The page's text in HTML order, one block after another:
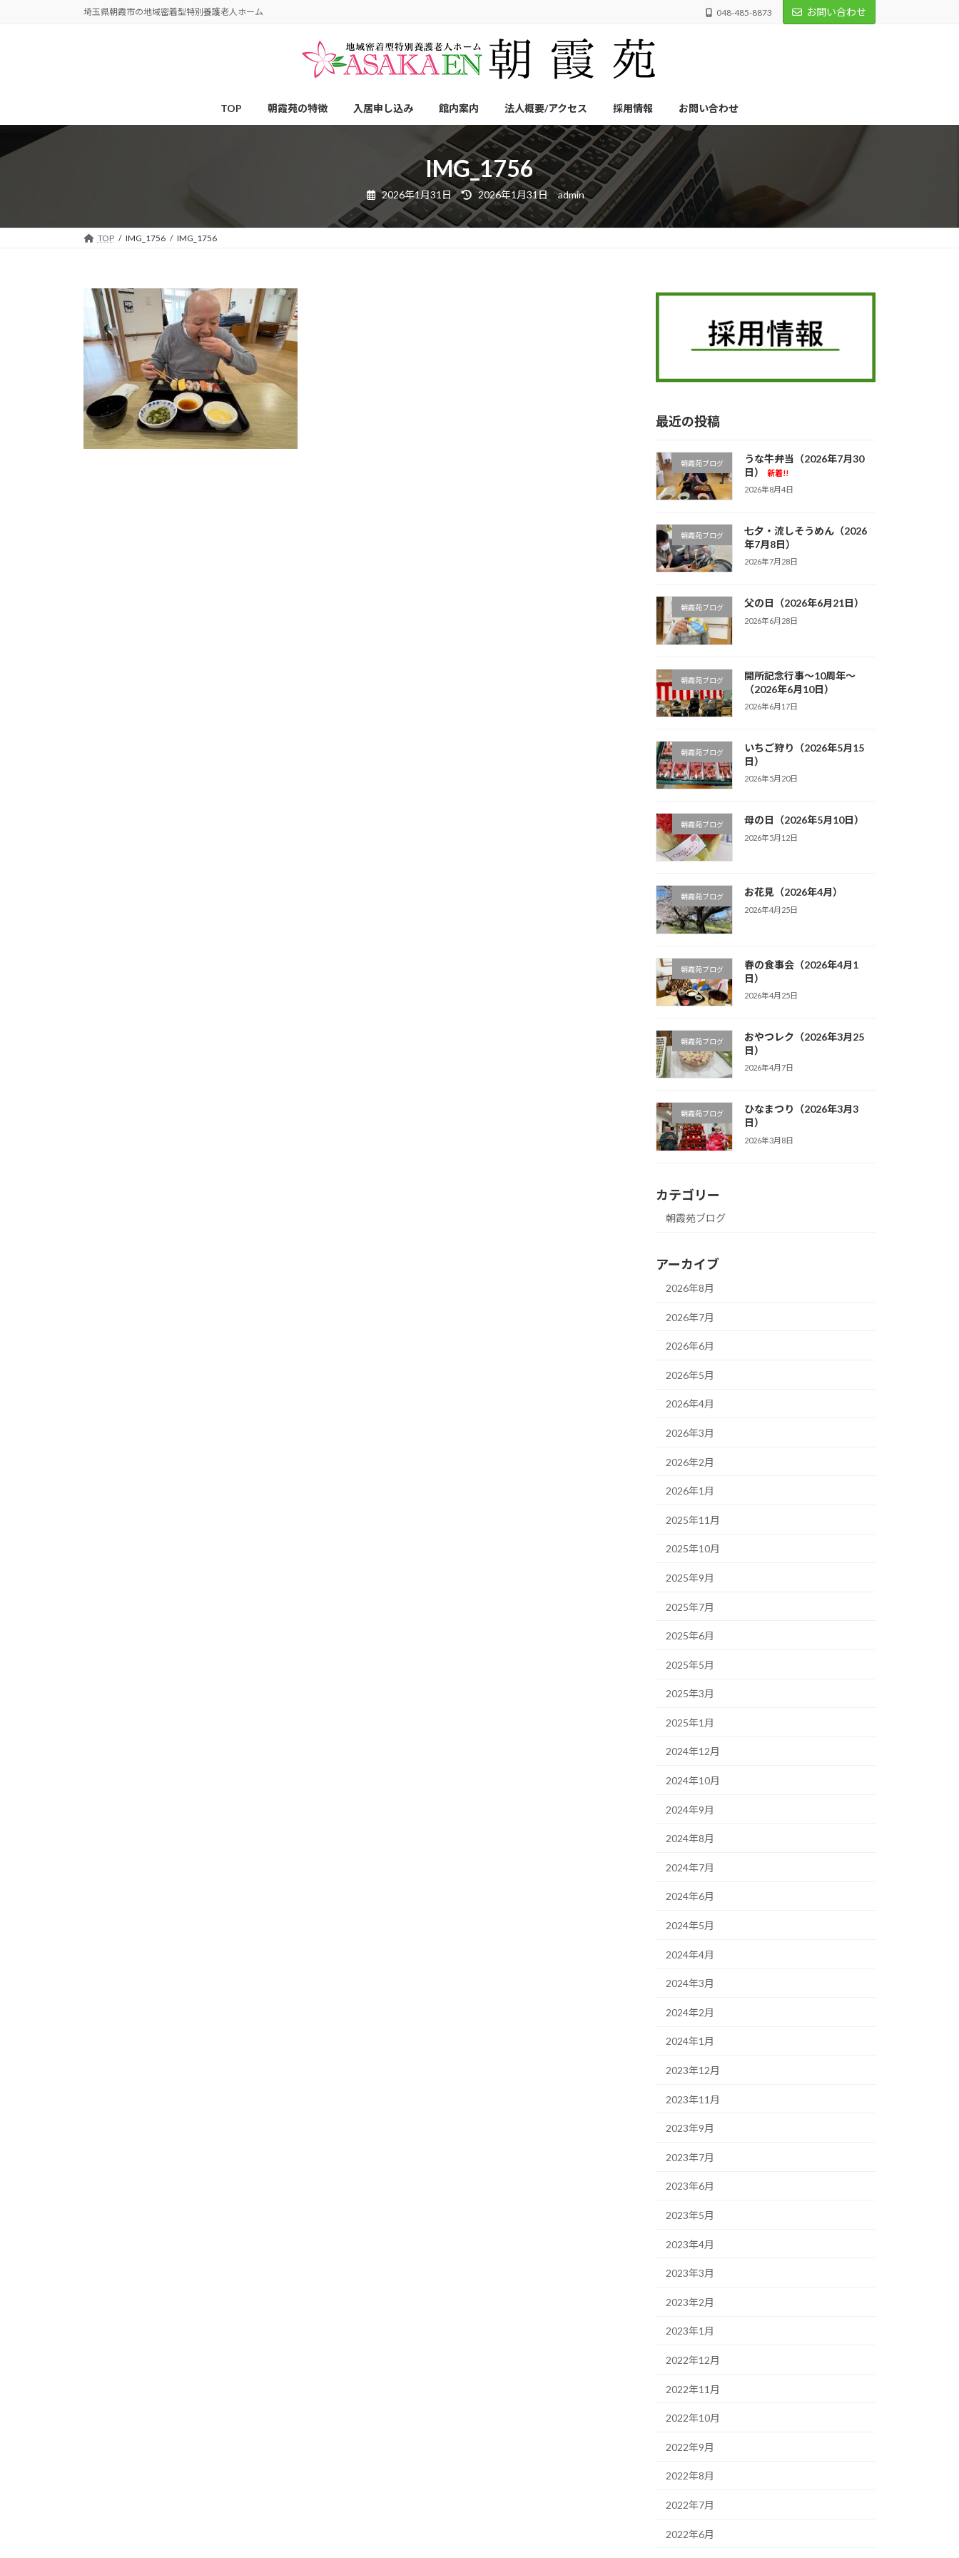
キ
プ
に
動
埼玉県朝霞市の地域密着型特別養護老人ホーム 048-485-8873 お問い合わせ
TOP 朝霞苑の特徴 入居申し込み 館内案内 法人概要/アクセス 採用情報 お問い合わせ
IMG_1756
2026年1月31日
最
終
更
新
2026年1月31日 admin
TOP IMG_1756 IMG_1756
最近の投稿
朝霞苑ブログ
うな牛弁当（2026年7月30
日）
新着!!
2026年8月4日
朝霞苑ブログ
七夕・流しそうめん（2026
年7月8日）
2026年7月28日
朝霞苑ブログ 父の日（2026年6月21日）
2026年6月28日
朝霞苑ブログ
開所記念行事～10周年～
（2026年6月10日）
2026年6月17日
朝霞苑ブログ
いちご狩り（2026年5月15
日）
2026年5月20日
朝霞苑ブログ 母の日（2026年5月10日）
2026年5月12日
朝霞苑ブログ お花見（2026年4月）
2026年4月25日
朝霞苑ブログ
春の食事会（2026年4月1
日）
2026年4月25日
朝霞苑ブログ
おやつレク（2026年3月25
日）
2026年4月7日
朝霞苑ブログ
ひなまつり（2026年3月3
日）
2026年3月8日
カテゴリー
朝霞苑ブログ
アーカイブ
2026年8月
2026年7月
2026年6月
2026年5月
2026年4月
2026年3月
2026年2月
2026年1月
2025年11月
2025年10月
2025年9月
2025年7月
2025年6月
2025年5月
2025年3月
2025年1月
2024年12月
2024年10月
2024年9月
2024年8月
2024年7月
2024年6月
2024年5月
2024年4月
2024年3月
2024年2月
2024年1月
2023年12月
2023年11月
2023年9月
2023年7月
2023年6月
2023年5月
2023年4月
2023年3月
2023年2月
2023年1月
2022年12月
2022年11月
2022年10月
2022年9月
2022年8月
2022年7月
2022年6月